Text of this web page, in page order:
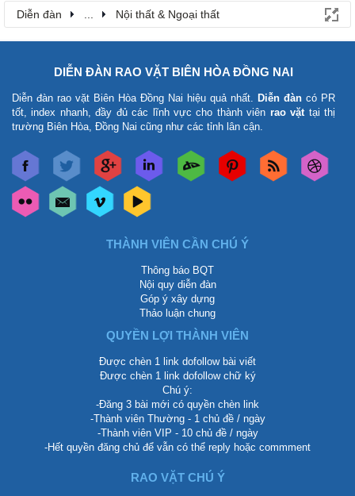
Diễn đàn Nội thất & Ngoại thất
DIỄN ĐÀN RAO VẶT BIÊN HÒA ĐỒNG NAI
Diễn đàn rao vặt Biên Hòa Đồng Nai hiệu quả nhất. Diễn đàn có PR
tốt, index nhanh, đầy đủ các lĩnh vực cho thành viên rao vặt tại thị
trường Biên Hòa, Đồng Nai cũng như các tỉnh lân cận.
THÀNH VIÊN CẦN CHÚ Ý
Thông báo BQT
Nội quy diễn đàn
Góp ý xây dựng
Thảo luận chung
QUYỀN LỢI THÀNH VIÊN
Được chèn 1 link dofollow bài viết
Được chèn 1 link dofollow chữ ký
Chú ý:
-Đăng 3 bài mới có quyền chèn link
-Thành viên Thường - 1 chủ đề / ngày
-Thành viên VIP - 10 chủ đề / ngày
-Hết quyền đăng chủ để vẫn có thể reply hoặc commment
RAO VẶT CHÚ Ý